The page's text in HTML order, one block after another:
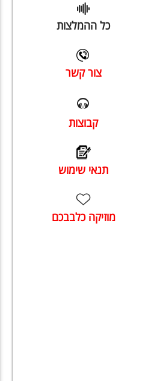
כל ההמלצות
צור קשר
קבוצות
תנאי שימוש
מוזיקה כלבבכם